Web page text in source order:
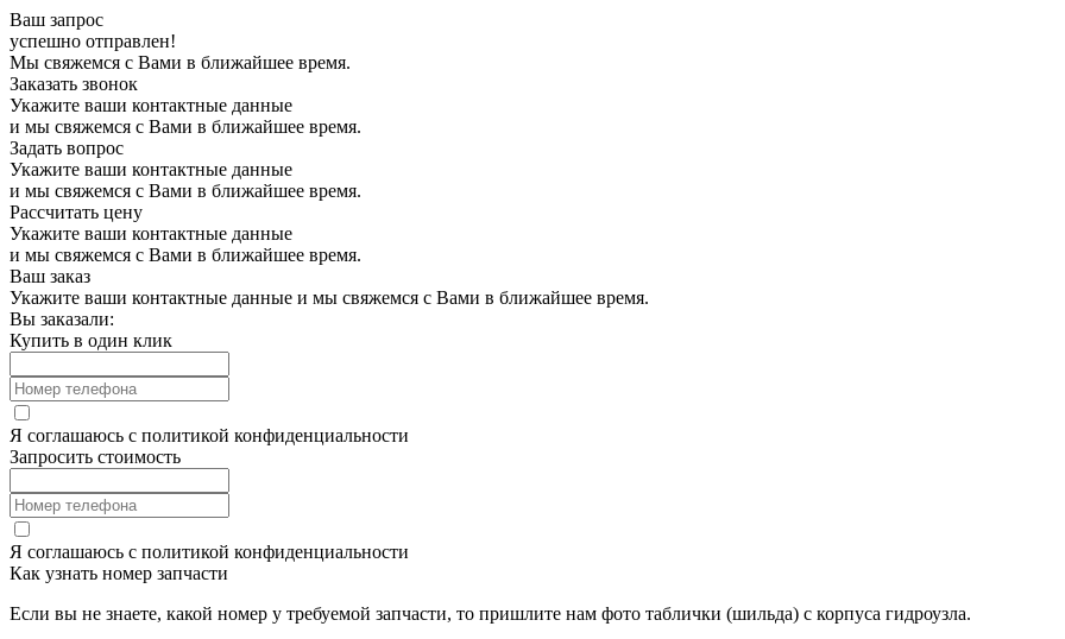
Ваш запрос
успешно отправлен!
Мы свяжемся с Вами в ближайшее время.
Заказать звонок
Укажите ваши контактные данные
и мы свяжемся с Вами в ближайшее время.
Задать вопрос
Укажите ваши контактные данные
и мы свяжемся с Вами в ближайшее время.
Рассчитать цену
Укажите ваши контактные данные
и мы свяжемся с Вами в ближайшее время.
Ваш заказ
Укажите ваши контактные данные и мы свяжемся с Вами в ближайшее время.
Вы заказали:
Купить в один клик
Я соглашаюсь с политикой конфиденциальности
Запросить стоимость
Я соглашаюсь с политикой конфиденциальности
Как узнать номер запчасти
Если вы не знаете, какой номер у требуемой запчасти, то пришлите нам фото таблички (шильда) с корпуса гидроузла.